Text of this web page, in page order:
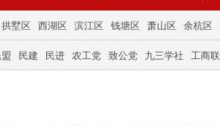
拱墅区 西湖区 滨江区 钱塘区 萧山区 余杭区
盟 民建 民进 农工党 致公党 九三学社 工商联